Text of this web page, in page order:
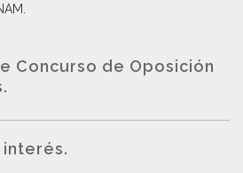
Concurso de Oposición
.
interés.